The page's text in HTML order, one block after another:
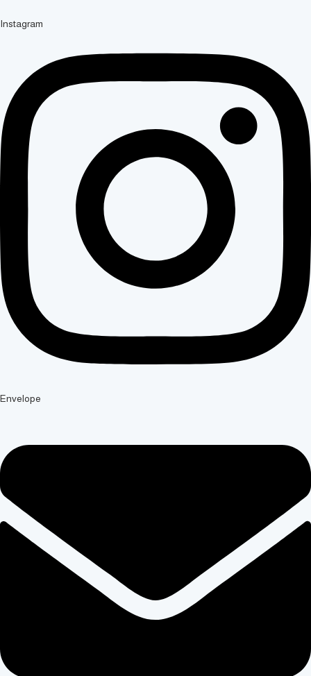
Instagram
Envelope